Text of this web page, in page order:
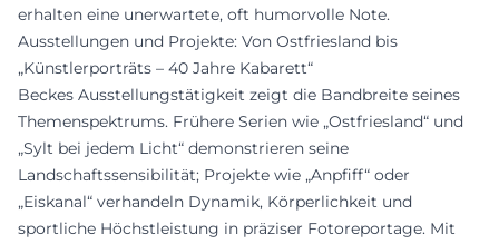
erhalten eine unerwartete, oft humorvolle Note.
Ausstellungen und Projekte: Von Ostfriesland bis
„Künstlerporträts – 40 Jahre Kabarett“
Beckes Ausstellungstätigkeit zeigt die Bandbreite seines
Themenspektrums. Frühere Serien wie „Ostfriesland“ und
„Sylt bei jedem Licht“ demonstrieren seine
Landschaftssensibilität; Projekte wie „Anpfiff“ oder
„Eiskanal“ verhandeln Dynamik, Körperlichkeit und
sportliche Höchstleistung in präziser Fotoreportage. Mit